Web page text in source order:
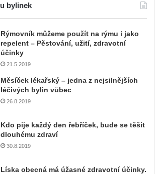
bylinek
Rýmovník můžeme použít na rýmu i jako
repelent – Pěstování, užití, zdravotní
účinky
21.5.2019
Měsíček lékařský – jedna z nejsilnějších
léčivých bylin vůbec
26.8.2019
Kdo pije každý den řebříček, bude se těšit
dlouhému zdraví
30.8.2019
Líska obecná má úžasné zdravotní účinky.